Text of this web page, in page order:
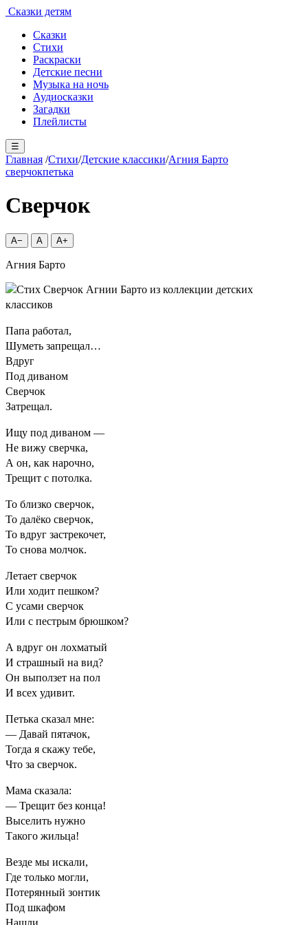
Сказки детям
Сказки
Стихи
Раскраски
Детские песни
Музыка на ночь
Аудиосказки
Загадки
Плейлисты
☰
Главная /Стихи/Детские классики/Агния Барто
сверчокпетька
Сверчок
A− A A+
Агния Барто
Папа работал,
Шуметь запрещал…
Вдруг
Под диваном
Сверчок
Затрещал.
Ищу под диваном —
Не вижу сверчка,
А он, как нарочно,
Трещит с потолка.
То близко сверчок,
То далёко сверчок,
То вдруг застрекочет,
То снова молчок.
Летает сверчок
Или ходит пешком?
С усами сверчок
Или с пестрым брюшком?
А вдруг он лохматый
И страшный на вид?
Он выползет на пол
И всех удивит.
Петька сказал мне:
— Давай пятачок,
Тогда я скажу тебе,
Что за сверчок.
Мама сказала:
— Трещит без конца!
Выселить нужно
Такого жильца!
Везде мы искали,
Где только могли,
Потерянный зонтик
Под шкафом
Нашли.